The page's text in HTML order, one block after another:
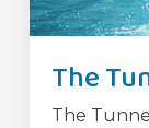
The
The